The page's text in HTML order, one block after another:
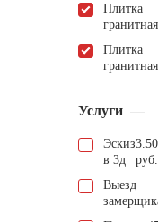
Плитка
гранитная
Плитка
гранитная
Услуги
Эскиз
в 3д
руб.
Выезд